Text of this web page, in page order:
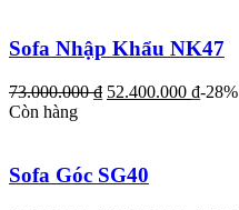
Sofa Nhập Khẩu NK47
73.000.000₫ 52.400.000 ₫-28%
Còn hàng
Sofa Góc SG40